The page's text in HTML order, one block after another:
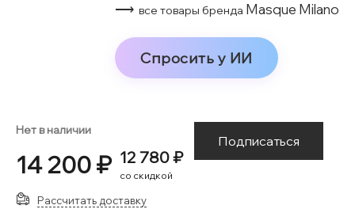
⟶ все товары бренда Masque Milano
Спросить у ИИ
Нет в наличии
14 200 ₽ 12 780 ₽
со скидкой
Подписаться
Рассчитать доставку